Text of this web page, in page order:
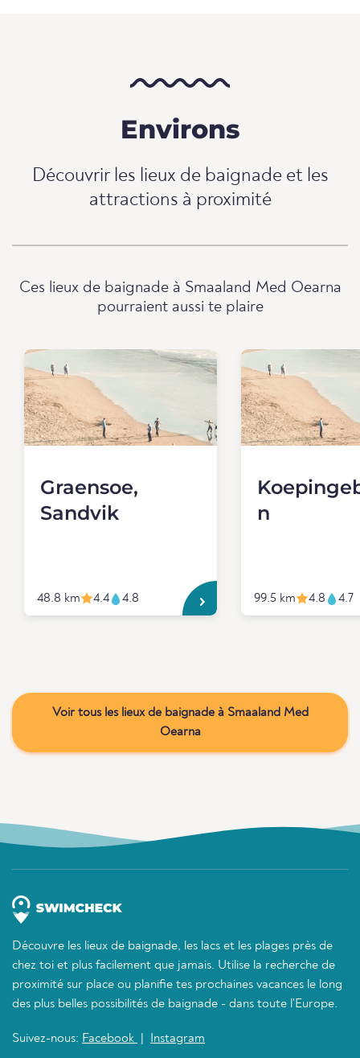
Environs
Découvrir les lieux de baignade et les
attractions à proximité
Ces lieux de baignade à Smaaland Med Oearna
pourraient aussi te plaire
Graensoe,
Sandvik
48.8 km 4.4 4.8
n
99.5 km 4.8 4.7
Voir tous les lieux de baignade à Smaaland Med
Oearna
Découvre les lieux de baignade, les lacs et les plages près de
chez toi et plus facilement que jamais. Utilise la recherche de
proximité sur place ou planifie tes prochaines vacances le long
des plus belles possibilités de baignade - dans toute l'Europe.
Suivez-nous: Facebook Instagram